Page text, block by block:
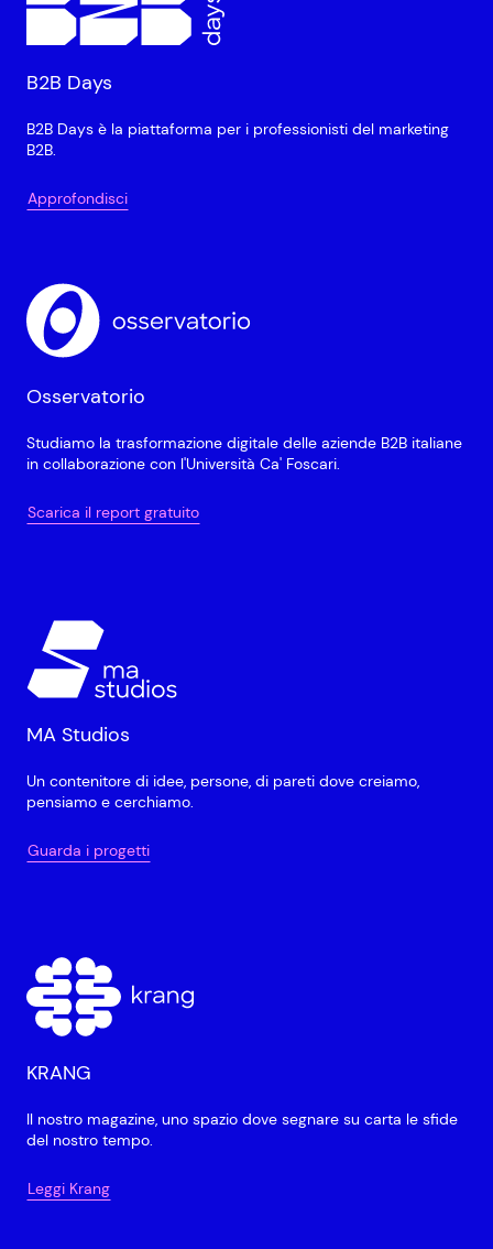
B2B Days
B2B Days è la piattaforma per i professionisti del marketing
B2B.
Approfondisci
Osservatorio
Studiamo la trasformazione digitale delle aziende B2B italiane
in collaborazione con l'Università Ca' Foscari.
Scarica il report gratuito
MA Studios
Un contenitore di idee, persone, di pareti dove creiamo,
pensiamo e cerchiamo.
Guarda i progetti
KRANG
Il nostro magazine, uno spazio dove segnare su carta le sfide
del nostro tempo.
Leggi Krang